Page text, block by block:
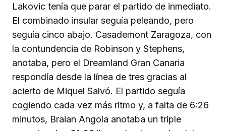
Lakovic tenía que parar el partido de inmediato.
El combinado insular seguía peleando, pero
seguía cinco abajo. Casademont Zaragoza, con
la contundencia de Robinson y Stephens,
anotaba, pero el Dreamland Gran Canaria
respondía desde la línea de tres gracias al
acierto de Miquel Salvó. El partido seguía
cogiendo cada vez más ritmo y, a falta de 6:26
minutos, Braian Angola anotaba un triple